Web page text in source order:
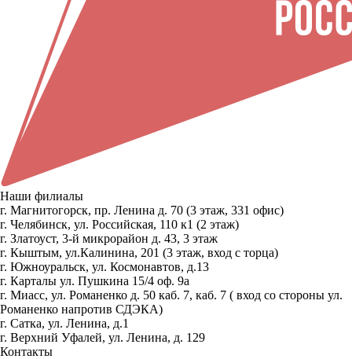
Наши филиалы
г. Магнитогорск, пр. Ленина д. 70 (3 этаж, 331 офис)
г. Челябинск, ул. Российская, 110 к1 (2 этаж)
г. Златоуст, 3-й микрорайон д. 43, 3 этаж
г. Кыштым, ул.Калинина, 201 (3 этаж, вход с торца)
г. Южноуральск, ул. Космонавтов, д.13
г. Карталы ул. Пушкина 15/4 оф. 9а
г. Миасс, ул. Романенко д. 50 каб. 7, каб. 7 ( вход со стороны ул.
Романенко напротив СДЭКА)
г. Сатка, ул. Ленина, д.1
г. Верхний Уфалей, ул. Ленина, д. 129
Контакты